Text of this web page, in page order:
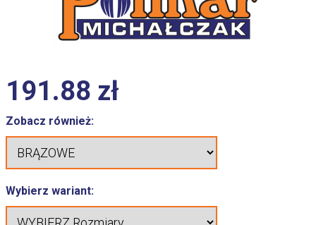
191.88 zł
Zobacz również:
Wybierz wariant: